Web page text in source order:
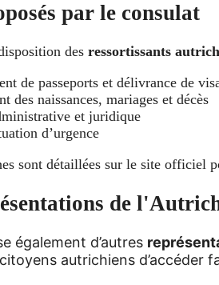
par le consulat
des ressortissants
de passeports et délivrance de
des naissances, mariages et décès
et juridique
d’urgence
sont détaillées sur le site officiel
de
également d’autres
autrichiens d’accéder